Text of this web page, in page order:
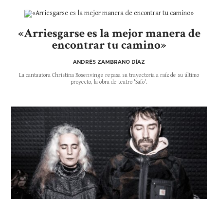
«Arriesgarse es la mejor manera de
encontrar tu camino»
ANDRÉS ZAMBRANO DÍAZ
La cantautora Christina Rosenvinge repasa su trayectoria a raíz de su último
proyecto, la obra de teatro 'Safo'.